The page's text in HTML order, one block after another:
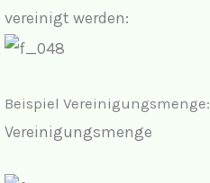
vereinigt werden:
Beispiel Vereinigungsmenge:
Vereinigungsmenge